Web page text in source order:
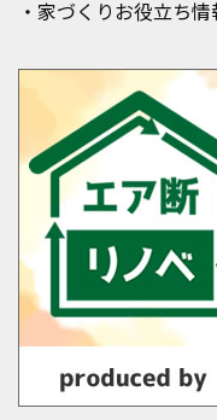
・家づくりお役立ち情